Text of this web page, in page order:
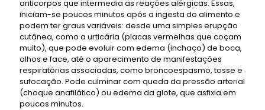
anticorpos que intermedia as reações alérgicas. Essas,
iniciam-se poucos minutos após a ingesta do alimento e
podem ter graus variáveis: desde uma simples erupção
cutânea, como a urticária (placas vermelhas que coçam
muito), que pode evoluir com edema (inchaço) de boca,
olhos e face, até o aparecimento de manifestações
respiratórias associadas, como broncoespasmo, tosse e
sufocação. Pode culminar com queda da pressão arterial
(choque anafilático) ou edema da glote, que asfixia em
poucos minutos.